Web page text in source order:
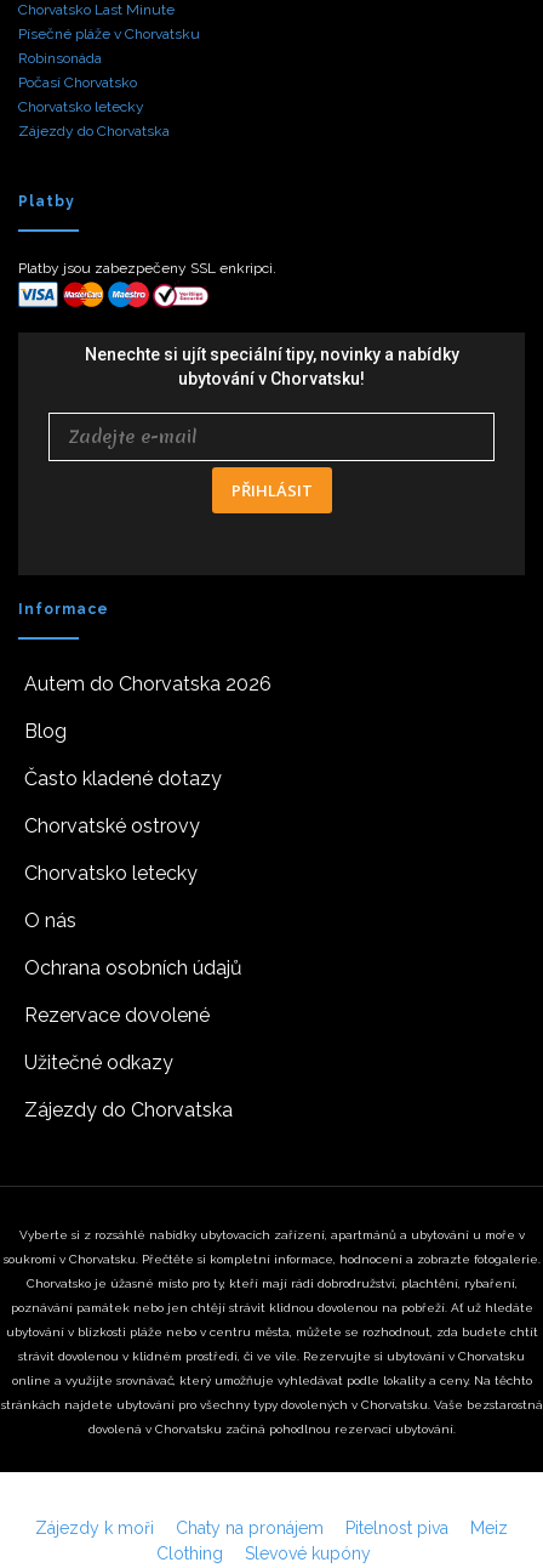
Chorvatsko Last Minute
Písečné pláže v Chorvatsku
Robinsonáda
Počasí Chorvatsko
Chorvatsko letecky
Zájezdy do Chorvatska
Platby
Platby jsou zabezpečeny SSL enkripci.
Nenechte si ujít speciální tipy, novinky a nabídky
ubytování v Chorvatsku!
PŘIHLÁSIT
Informace
Autem do Chorvatska 2026
Blog
Často kladené dotazy
Chorvatské ostrovy
Chorvatsko letecky
O nás
Ochrana osobních údajů
Rezervace dovolené
Užitečné odkazy
Zájezdy do Chorvatska
Vyberte si z rozsáhlé nabídky ubytovacích zařízení, apartmánů a ubytování u moře v
soukromí v Chorvatsku. Přečtěte si kompletní informace, hodnocení a zobrazte fotogalerie.
Chorvatsko je úžasné místo pro ty, kteří mají rádi dobrodružství, plachtění, rybaření,
poznávání památek nebo jen chtějí strávit klidnou dovolenou na pobřeží. Ať už hledáte
ubytování v blízkosti pláže nebo v centru města, můžete se rozhodnout, zda budete chtít
strávit dovolenou v klidném prostředí, či ve vile. Rezervujte si ubytování v Chorvatsku
online a využijte srovnávač, který umožňuje vyhledávat podle lokality a ceny. Na těchto
stránkách najdete ubytování pro všechny typy dovolených v Chorvatsku. Vaše bezstarostná
dovolená v Chorvatsku začíná pohodlnou rezervací ubytování.
Zájezdy k moři Chaty na pronájem Pitelnost piva
Meiz
Clothing
Slevové kupóny